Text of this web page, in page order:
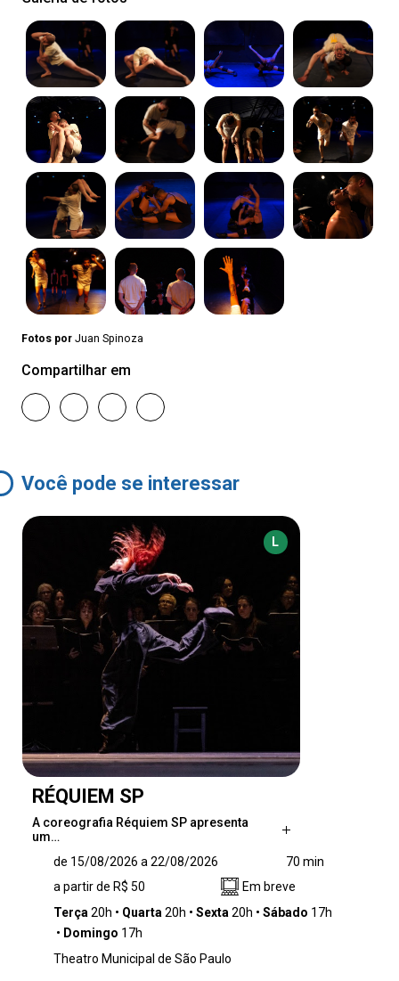
Fotos por Juan Spinoza
Compartilhar em
Você pode se interessar
L
RÉQUIEM SP
A coreografia Réquiem SP apresenta
um…
desafio e um exercício que estabelece um
diálogo entre distintas linhagens de dança,
como o balé, o jumpstyle e as danças urbanas
e populares. A proposta investiga de maneira
entre corpos, contextos e manifestações
de 15/08/2026 a 22/08/2026
70 min
a partir de R$ 50
Em breve
Terça 20h Quarta 20h Sexta 20h Sábado 17h
Domingo 17h
Theatro Municipal de São Paulo